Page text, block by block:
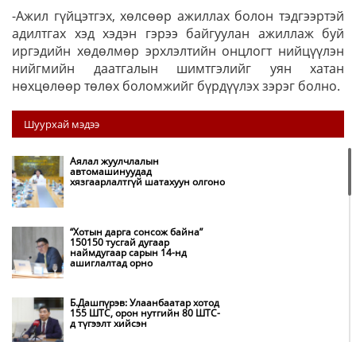
-Ажил гүйцэтгэх, хөлсөөр ажиллах болон тэдгээртэй
адилтгах хэд хэдэн гэрээ байгуулан ажиллаж буй
иргэдийн хөдөлмөр эрхлэлтийн онцлогт нийцүүлэн
нийгмийн даатгалын шимтгэлийг уян хатан
нөхцөлөөр төлөх боломжийг бүрдүүлэх зэрэг болно.
Шуурхай мэдээ
Аялал жуулчлалын
автомашинуудад
хязгаарлалтгүй шатахуун олгоно
“Хотын дарга сонсож байна”
150150 тусгай дугаар
наймдугаар сарын 14-нд
ашиглалтад орно
Б.Дашпүрэв: Улаанбаатар хотод
155 ШТС, орон нутгийн 80 ШТС-
д түгээлт хийсэн